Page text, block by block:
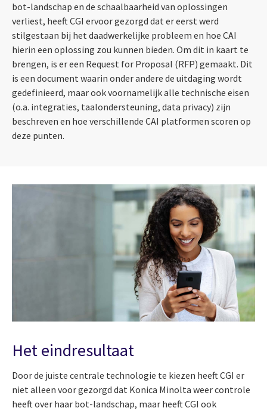
bot-landschap en de schaalbaarheid van oplossingen
verliest, heeft CGI ervoor gezorgd dat er eerst werd
stilgestaan bij het daadwerkelijke probleem en hoe CAI
hierin een oplossing zou kunnen bieden. Om dit in kaart te
brengen, is er een Request for Proposal (RFP) gemaakt. Dit
is een document waarin onder andere de uitdaging wordt
gedefinieerd, maar ook voornamelijk alle technische eisen
(o.a. integraties, taalondersteuning, data privacy) zijn
beschreven en hoe verschillende CAI platformen scoren op
deze punten.
Het eindresultaat
Door de juiste centrale technologie te kiezen heeft CGI er
niet alleen voor gezorgd dat Konica Minolta weer controle
heeft over haar bot-landschap, maar heeft CGI ook